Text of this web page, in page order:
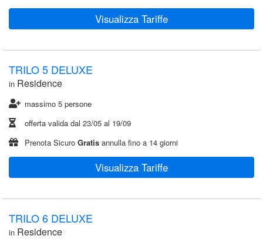
Visualizza Tariffe
TRILO 5 DELUXE
in Residence
massimo 5 persone
offerta valida dal 23/05 al 19/09
Prenota Sicuro Gratis annulla fino a 14 giorni
Visualizza Tariffe
TRILO 6 DELUXE
in Residence